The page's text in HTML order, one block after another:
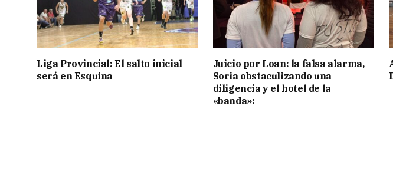
Liga Provincial: El salto inicial
será en Esquina
Juicio por Loan: la falsa alarma,
Soria obstaculizando una
diligencia y el hotel de la
«banda»: